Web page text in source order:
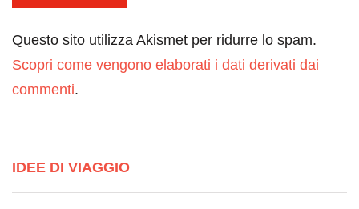
Questo sito utilizza Akismet per ridurre lo spam.
Scopri come vengono elaborati i dati derivati dai
commenti.
IDEE DI VIAGGIO